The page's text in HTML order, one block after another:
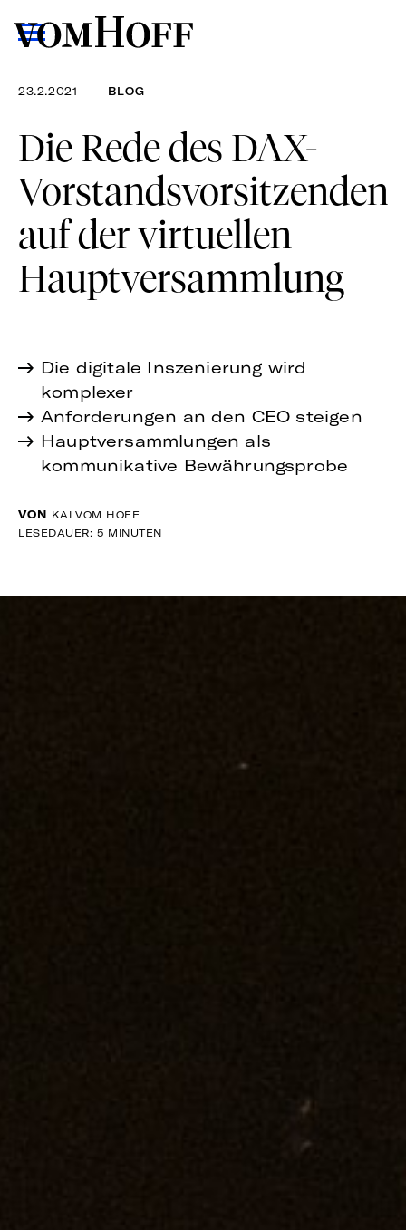
23.2.2021 — BLOG
Die Rede des DAX-
Vorstandsvorsitzenden
auf der virtuellen
Hauptversammlung
Die digitale Inszenierung wird
komplexer
Anforderungen an den CEO steigen
Hauptversammlungen als
kommunikative Bewährungsprobe
VON KAI VOM HOFF
LESEDAUER: 5 MINUTEN